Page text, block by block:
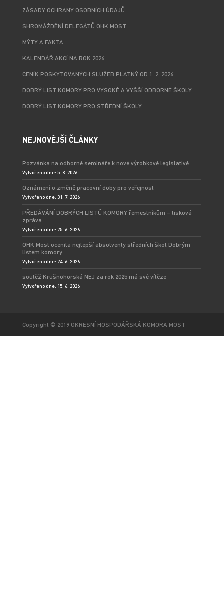
ZÁSADY OCHRANY OSOBNÍCH ÚDAJŮ
SHROMÁŽDĚNÍ DELEGÁTŮ OHK MOST
MÝTY A FAKTA
KALENDÁŘ AKCÍ NA ROK 2026
CENÍK POSKYTOVANÝCH SLUŽEB PLATNÝ OD 1. 2. 2026
DOBRÝ LIST KOMORY PRO VYSOKÉ A VYŠŠÍ ODBORNÉ ŠKOLY
DOBRÝ LIST KOMORY PRO STŘEDNÍ ŠKOLY
NEJNOVĚJŠÍ ČLÁNKY
Pozvánka na odborné semináře k nové výrobkové legislativě
Vytvořeno dne: 5. 8. 2026
Oznámení o změně pracovní doby pro veřejnost
Vytvořeno dne: 31. 7. 2026
PŘEDÁVÁNÍ DOBRÝCH LISTŮ KOMORY řemeslníkům – tisková
zpráva
Vytvořeno dne: 25. 6. 2026
OHK Most ocenila nejlepší absolventy středních škol Dobrým
listem komory
Vytvořeno dne: 24. 6. 2026
soutěž Krušnohorská NEJ za rok 2025 má své vítěze
Vytvořeno dne: 15. 6. 2026
Copyright © 2019 OKRESNÍ HOSPODÁŘSKÁ KOMORA MOST